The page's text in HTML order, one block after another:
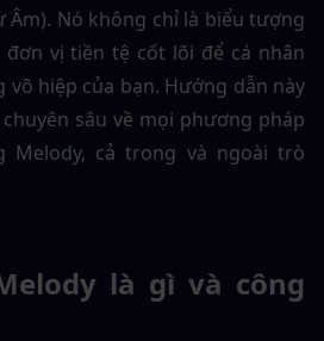
Âm). Nó không chỉ là biểu tượng
vị tiền tệ cốt lõi để cá nhân
võ hiệp của bạn. Hướng dẫn này
sâu về mọi phương pháp
Melody, cả trong và ngoài trò
là gì và công